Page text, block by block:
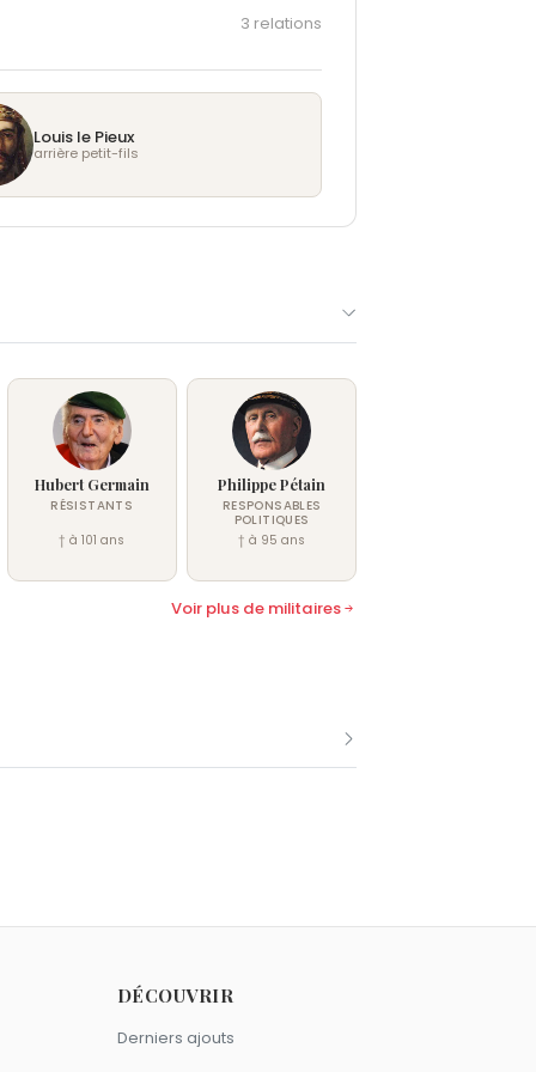
3 relations
Louis le Pieux
arrière petit-fils
Hubert Germain
RÉSISTANTS
† à 101 ans
Philippe Pétain
RESPONSABLES
POLITIQUES
† à 95 ans
Voir plus de militaires
DÉCOUVRIR
Derniers ajouts